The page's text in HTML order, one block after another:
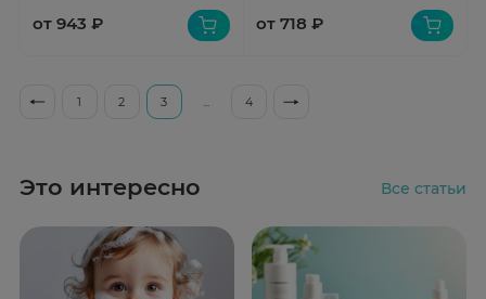
от 943 ₽ от 718 ₽
1 2 3 ... 4
Это интересно Все статьи